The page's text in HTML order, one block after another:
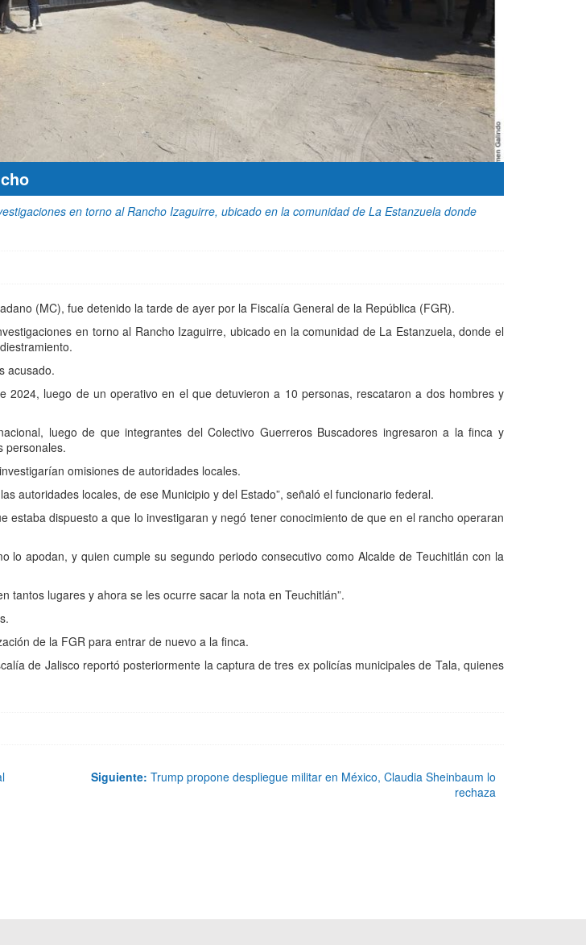
en torno al Rancho Izaguirre, ubicado en la comunidad de La Estanzuela donde
(MC), fue detenido la tarde de ayer por la Fiscalía General de la República (FGR).
en torno al Rancho Izaguirre, ubicado en la comunidad de La Estanzuela, donde el
acusado.
luego de un operativo en el que detuvieron a 10 personas, rescataron a dos hombres y
luego de que integrantes del Colectivo Guerreros Buscadores ingresaron a la finca y
personales.
omisiones de autoridades locales.
autoridades locales, de ese Municipio y del Estado”, señaló el funcionario federal.
dispuesto a que lo investigaran y negó tener conocimiento de que en el rancho operaran
lo apodan, y quien cumple su segundo periodo consecutivo como Alcalde de Teuchitlán con la
tantos lugares y ahora se les ocurre sacar la nota en Teuchitlán”.
de la FGR para entrar de nuevo a la finca.
de Jalisco reportó posteriormente la captura de tres ex policías municipales de Tala, quienes
Siguiente: Trump propone despliegue militar en México, Claudia Sheinbaum lo
rechaza